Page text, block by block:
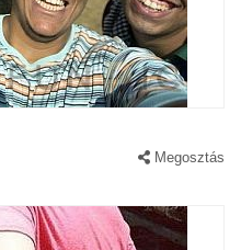
Megosztás